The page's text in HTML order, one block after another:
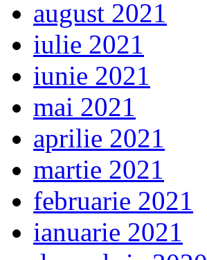
august 2021
iulie 2021
iunie 2021
mai 2021
aprilie 2021
martie 2021
februarie 2021
ianuarie 2021